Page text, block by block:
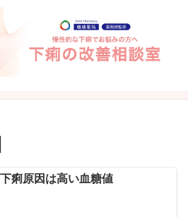
下痢原因は高い血糖値